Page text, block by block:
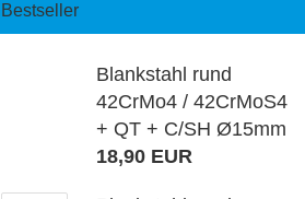
Bestseller
Blankstahl rund
42CrMo4 / 42CrMoS4
+ QT + C/SH Ø15mm
18,90 EUR